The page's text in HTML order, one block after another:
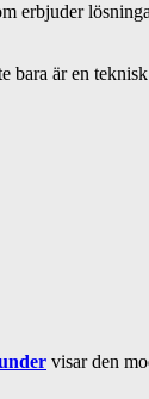
erbjuder
bara är en
visar den